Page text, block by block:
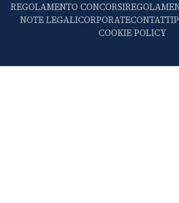
REGOLAMENTO CONCORSI
NOTE LEGALICORPORATECONTATTI
COOKIE POLICY